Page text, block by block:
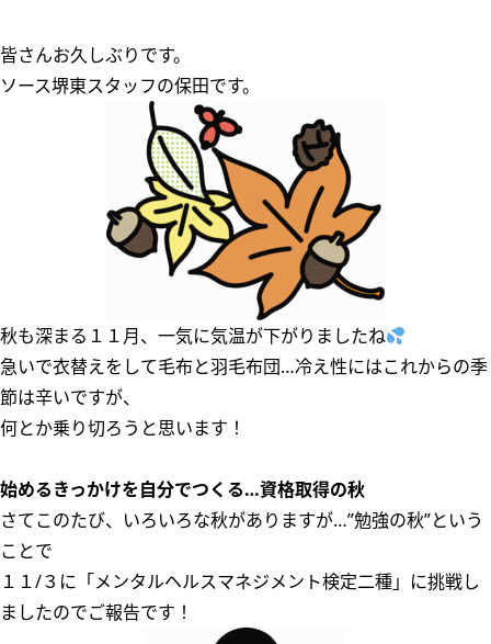
皆さんお久しぶりです。
ソース堺東スタッフの保田です。
秋も深まる１１月、一気に気温が下がりましたね
急いで衣替えをして毛布と羽毛布団…冷え性にはこれからの季
節は辛いですが、
何とか乗り切ろうと思います！
始めるきっかけを自分でつくる…資格取得の秋
さてこのたび、いろいろな秋がありますが…”勉強の秋”という
ことで
１１/３に「メンタルヘルスマネジメント検定二種」に挑戦し
ましたのでご報告です！